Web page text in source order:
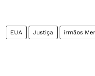
EUA Justiça irmãos